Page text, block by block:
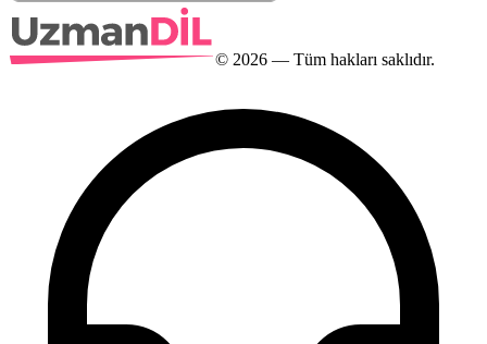
© 2026 — Tüm hakları saklıdır.